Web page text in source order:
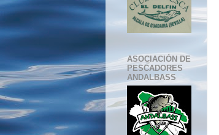
ASOCIACIÓN DE
PESCADORES
ANDALBASS